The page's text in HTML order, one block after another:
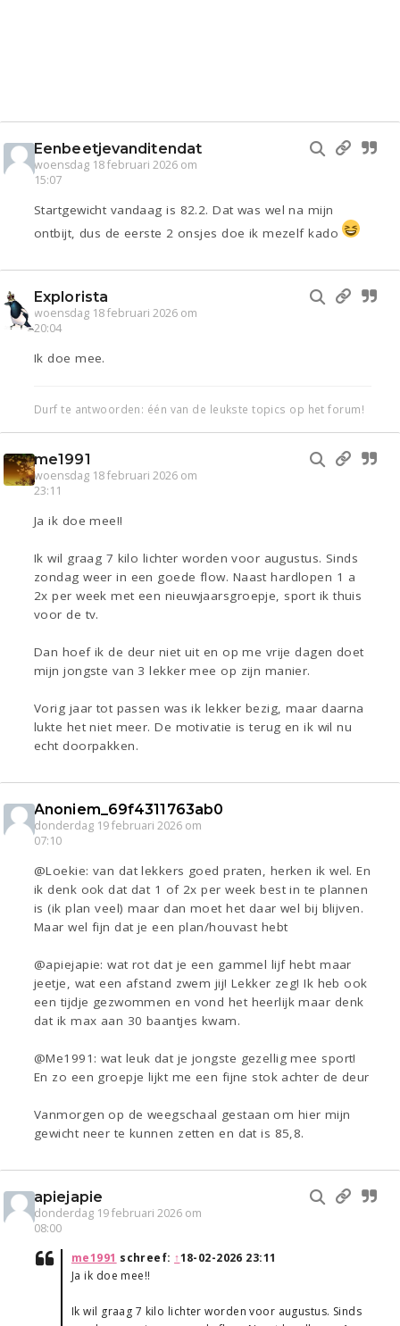
Eenbeetjevanditendat
woensdag 18 februari 2026 om
15:07
Startgewicht vandaag is 82.2. Dat was wel na mijn
ontbijt, dus de eerste 2 onsjes doe ik mezelf kado
Explorista
woensdag 18 februari 2026 om
20:04
Ik doe mee.
Durf te antwoorden: één van de leukste topics op het forum!
me1991
woensdag 18 februari 2026 om
23:11
Ja ik doe mee!!
Ik wil graag 7 kilo lichter worden voor augustus. Sinds
zondag weer in een goede flow. Naast hardlopen 1 a
2x per week met een nieuwjaarsgroepje, sport ik thuis
voor de tv.
Dan hoef ik de deur niet uit en op me vrije dagen doet
mijn jongste van 3 lekker mee op zijn manier.
Vorig jaar tot passen was ik lekker bezig, maar daarna
lukte het niet meer. De motivatie is terug en ik wil nu
echt doorpakken.
Anoniem_69f4311763ab0
donderdag 19 februari 2026 om
07:10
@Loekie: van dat lekkers goed praten, herken ik wel. En
ik denk ook dat dat 1 of 2x per week best in te plannen
is (ik plan veel) maar dan moet het daar wel bij blijven.
Maar wel fijn dat je een plan/houvast hebt
@apiejapie: wat rot dat je een gammel lijf hebt maar
jeetje, wat een afstand zwem jij! Lekker zeg! Ik heb ook
een tijdje gezwommen en vond het heerlijk maar denk
dat ik max aan 30 baantjes kwam.
@Me1991: wat leuk dat je jongste gezellig mee sport!
En zo een groepje lijkt me een fijne stok achter de deur
Vanmorgen op de weegschaal gestaan om hier mijn
gewicht neer te kunnen zetten en dat is 85,8.
apiejapie
donderdag 19 februari 2026 om
08:00
me1991 schreef: ↑18-02-2026 23:11
Ja ik doe mee!!
Ik wil graag 7 kilo lichter worden voor augustus. Sinds